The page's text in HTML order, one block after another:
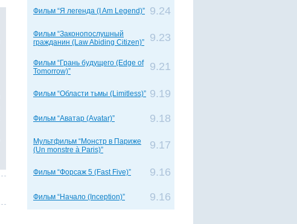
Фильм “Я легенда (I Am Legend)” 9.24
Фильм “Законопослушный
гражданин (Law Abiding Citizen)”
9.23
Фильм “Грань будущего (Edge of
Tomorrow)”
9.21
Фильм “Области тьмы (Limitless)” 9.19
Фильм “Аватар (Avatar)” 9.18
Мультфильм “Монстр в Париже
(Un monstre à Paris)”
9.17
Фильм “Форсаж 5 (Fast Five)” 9.16
Фильм “Начало (Inception)” 9.16